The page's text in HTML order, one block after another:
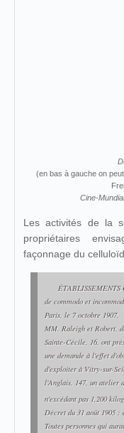
(en bas à gauche on
Cine-Mundial
Les activités de la
propriétaires
façonnage du
ÉTABLISSEMENTS
de commodo et
Paris, le 7 octobre 1907,
MM. Raleigh et Robert,
Sainte-Cécile, 16, ont
une demande à l'effet
d'exploiter à Vitry-sur-
l'Anglais, 147, un atelier
n'excédant pas 1,200
Décret du 31 août 1905 :
Toutes personnes qui